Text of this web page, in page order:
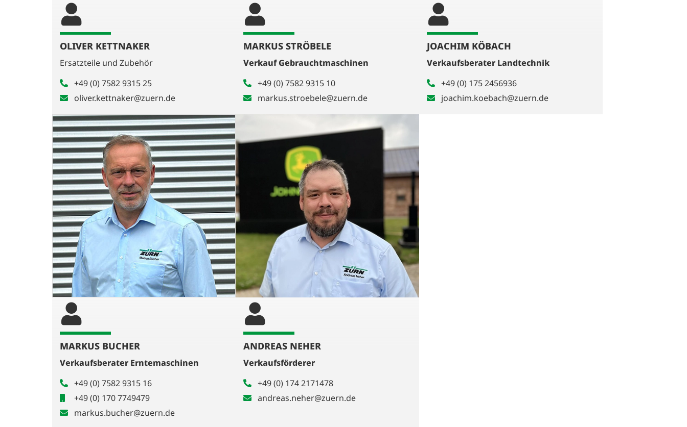
OLIVER KETTNAKER
Ersatzteile und Zubehör
+49 (0) 7582 9315 25
oliver.kettnaker@zuern.de
MARKUS STRÖBELE
Verkauf Gebrauchtmaschinen
+49 (0) 7582 9315 10
markus.stroebele@zuern.de
JOACHIM KÖBACH
Verkaufsberater Landtechnik
+49 (0) 175 2456936
joachim.koebach@zuern.de
MARKUS BUCHER
Verkaufsberater Erntemaschinen
+49 (0) 7582 9315 16
+49 (0) 170 7749479
markus.bucher@zuern.de
ANDREAS NEHER
Verkaufsförderer
+49 (0) 174 2171478
andreas.neher@zuern.de